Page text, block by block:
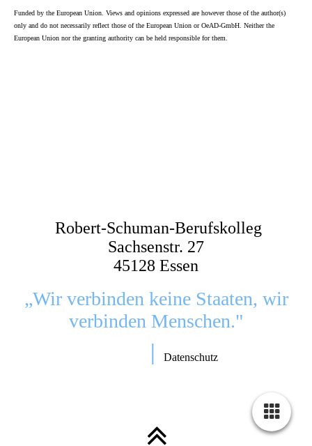
Funded by the European Union. Views and opinions expressed are however those of the author(s)
only and do not necessarily reflect those of the European Union or OeAD-GmbH. Neither the
European Union nor the granting authority can be held responsible for them.
Robert-Schuman-Berufskolleg
Sachsenstr. 27
45128 Essen
„Wir verbinden keine Staaten, wir
verbinden Menschen."
Datenschutz